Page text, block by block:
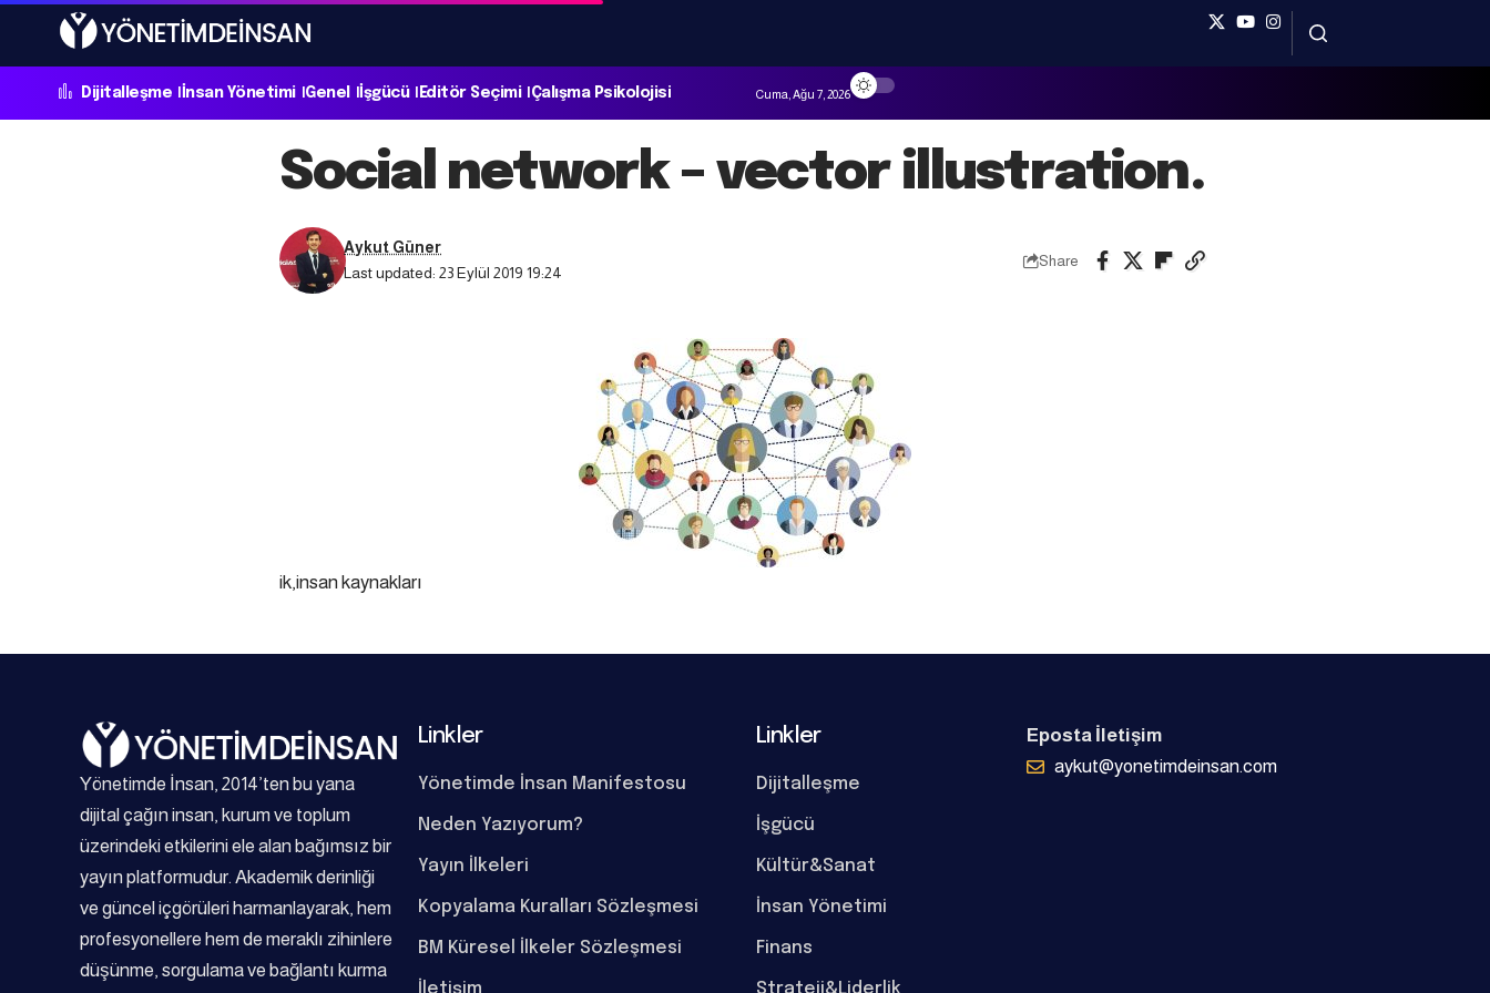
Dijitalleşme İnsan Yönetimi Genel İşgücü Editör Seçimi Çalışma Psikolojisi Cuma, Ağu 7, 2026
Social network – vector illustration.
Last updated: 23 Eylül 2019 19:24
Aykut Güner
Share
ik,insan kaynakları
Yönetimde İnsan, 2014’ten bu yana
dijital çağın insan, kurum ve toplum
üzerindeki etkilerini ele alan bağımsız bir
yayın platformudur. Akademik derinliği
ve güncel içgörüleri harmanlayarak, hem
profesyonellere hem de meraklı zihinlere
düşünme, sorgulama ve bağlantı kurma
Linkler
Yönetimde İnsan Manifestosu
Neden Yazıyorum?
Yayın İlkeleri
Kopyalama Kuralları Sözleşmesi
BM Küresel İlkeler Sözleşmesi
İletişim
Linkler
Dijitalleşme
İşgücü
Kültür&Sanat
İnsan Yönetimi
Finans
Strateji&Liderlik
Eposta İletişim
aykut@yonetimdeinsan.com